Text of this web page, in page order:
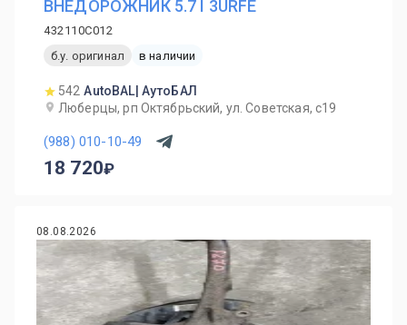
ВНЕДОРОЖНИК 5.7 I 3URFE
432110C012
б.у. оригинал
в наличии
542 AutoBAL| АутоБАЛ
Люберцы, рп Октябрьский, ул. Советская, с19
(988) 010-10-49
18 720
08.08.2026